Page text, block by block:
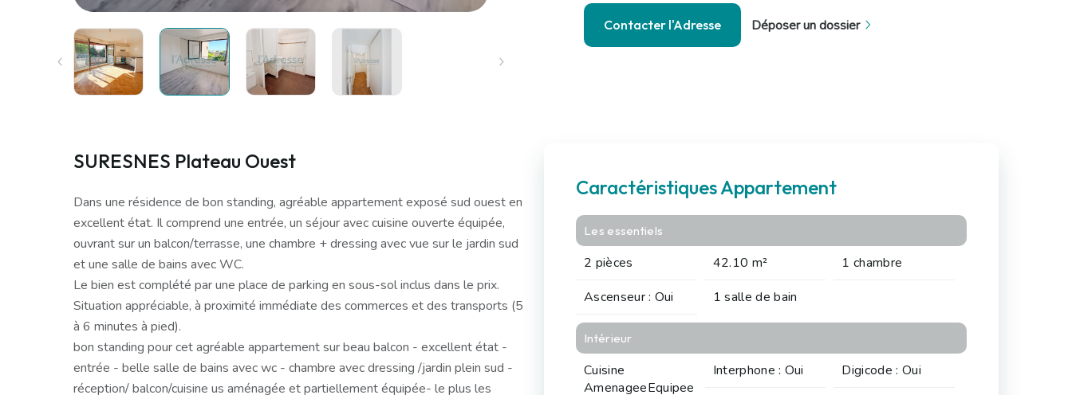
Contacter l'Adresse Déposer un dossier
SURESNES Plateau Ouest
Dans une résidence de bon standing, agréable appartement exposé sud ouest en
excellent état. Il comprend une entrée, un séjour avec cuisine ouverte équipée,
ouvrant sur un balcon/terrasse, une chambre + dressing avec vue sur le jardin sud
et une salle de bains avec WC.
Le bien est complété par une place de parking en sous-sol inclus dans le prix.
Situation appréciable, à proximité immédiate des commerces et des transports (5
à 6 minutes à pied).
bon standing pour cet agréable appartement sur beau balcon - excellent état -
entrée - belle salle de bains avec wc - chambre avec dressing /jardin plein sud -
réception/ balcon/cuisine us aménagée et partiellement équipée- le plus les
Caractéristiques Appartement
Les essentiels
2 pièces 42.10 m²
1 chambre
Ascenseur : Oui
1 salle de bain
Intérieur
Cuisine
AmenageeEquipee
Interphone : Oui Digicode : Oui